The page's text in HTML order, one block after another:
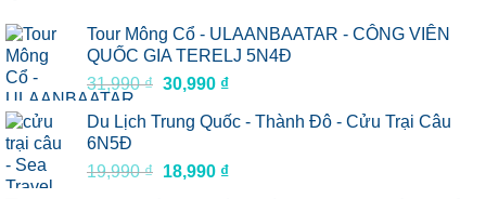
Tour Mông Cổ - ULAANBAATAR - CÔNG VIÊN
QUỐC GIA TERELJ 5N4Đ
31,990₫ Giá
là:
30,990 ₫Giá
tại
30,990 ₫.
Du Lịch Trung Quốc - Thành Đô - Cửu Trại Câu
6N5Đ
19,990₫ Giá
18,990 ₫Giá